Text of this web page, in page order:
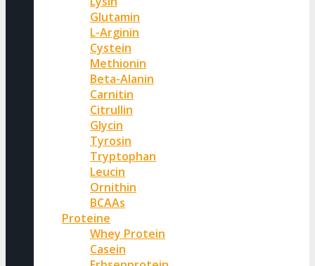
Glutamin
L-Arginin
Cystein
Methionin
Beta-Alanin
Carnitin
Citrullin
Glycin
Tyrosin
Tryptophan
Leucin
Ornithin
BCAAs
Proteine
Whey Protein
Casein